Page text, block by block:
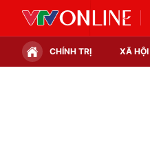
CHÍNH TRỊ XÃ HỘI